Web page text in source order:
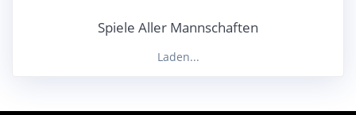
Spiele Aller Mannschaften
Laden...